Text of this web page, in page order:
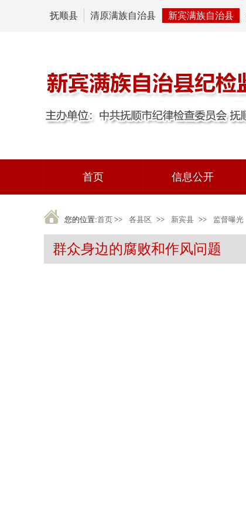
抚顺县 清原满族自治县 新宾满族自治县
首页 信息公开
您的位置:首页 >> 各县区 >> 新宾县 >> 监督曝光
群众身边的腐败和作风问题